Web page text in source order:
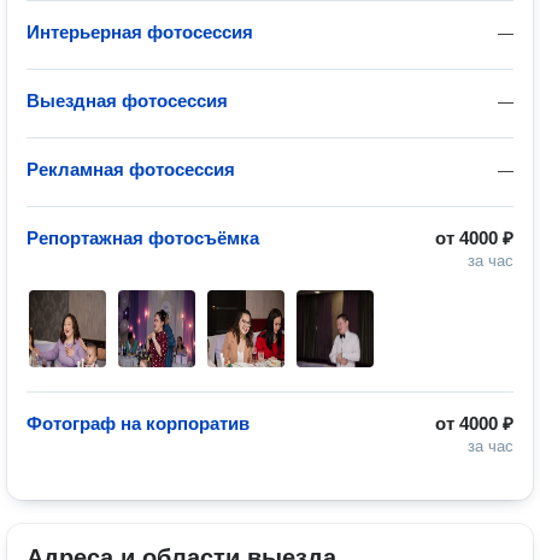
—
Интерьерная фотосессия
—
Выездная фотосессия
—
Рекламная фотосессия
от 4000 ₽
за час
Репортажная фотосъёмка
от 4000 ₽
за час
Фотограф на корпоратив